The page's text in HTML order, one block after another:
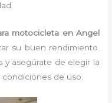
motocicleta en Angel
su buen rendimiento.
y asegúrate de elegir la
de uso.